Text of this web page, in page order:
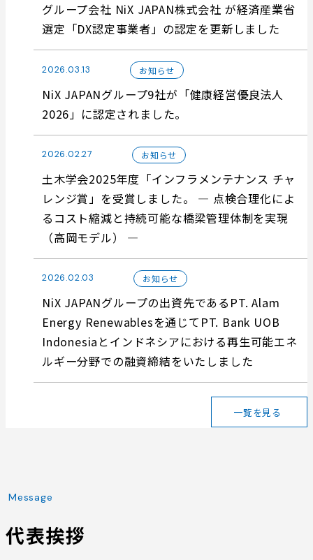
グループ会社 NiX JAPAN株式会社 が経済産業省
選定「DX認定事業者」の認定を更新しました
2026.03.13 お知らせ
NiX JAPANグループ9社が「健康経営優良法人
2026」に認定されました。
2026.02.27 お知らせ
土木学会2025年度「インフラメンテナンス チャ
レンジ賞」を受賞しました。 ― 点検合理化によ
るコスト縮減と持続可能な橋梁管理体制を実現
（高岡モデル） ―
2026.02.03 お知らせ
NiX JAPANグループの出資先であるPT. Alam
Energy Renewablesを通じてPT. Bank UOB
Indonesiaとインドネシアにおける再生可能エネ
ルギー分野での融資締結をいたしました
一覧を見る
Message
代表挨拶